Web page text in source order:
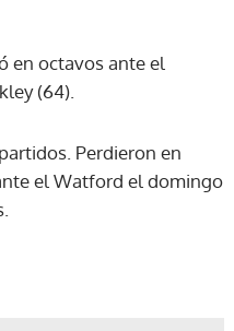
en octavos ante el
(64).
Perdieron en
el Watford el domingo